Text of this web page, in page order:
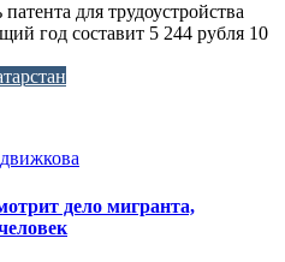
для трудоустройства
год составит 5 244 рубля 10
дело мигранта,